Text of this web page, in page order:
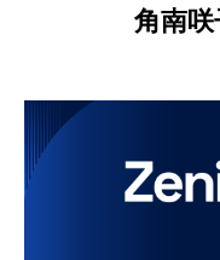
角南